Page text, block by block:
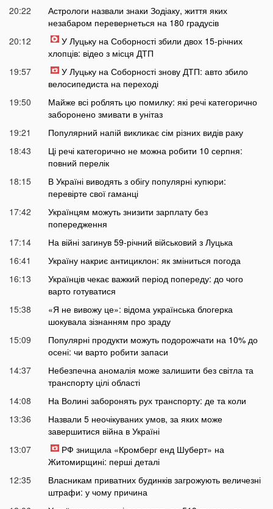
20:22
Астрологи назвали знаки Зодіаку, життя яких
незабаром перевернеться на 180 градусів
20:12
У Луцьку на Соборності збили двох 15-річних
хлопців: відео з місця ДТП
19:57
У Луцьку на Соборності знову ДТП: авто збило
велосипедиста на переході
19:50
Майже всі роблять цю помилку: які речі категорично
заборонено змивати в унітаз
19:21
Популярний напій викликає сім різних видів раку
18:43
Ці речі категорично не можна робити 10 серпня:
повний перелік
18:15
В Україні виводять з обігу популярні купюри:
перевірте свої гаманці
17:42
Українцям можуть знизити зарплату без
попередження
17:14
На війні загинув 59-річний військовий з Луцька
16:41
Україну накриє антициклон: як зміниться погода
16:13
Українців чекає важкий період попереду: до чого
варто готуватися
15:38
«Я не вивожу це»: відома українська блогерка
шокувала зізнанням про зраду
15:09
Популярні продукти можуть подорожчати на 10% до
осені: чи варто робити запаси
14:37
Небезпечна аномалія може залишити без світла та
транспорту цілі області
14:08
На Волині заборонять рух транспорту: де та коли
13:36
Назвали 5 неочікуваних умов, за яких може
завершитися війна в Україні
13:07
РФ знищила «Кромберг енд Шуберт» на
Житомирщині: перші деталі
12:35
Власникам приватних будинків загрожують величезні
штрафи: у чому причина